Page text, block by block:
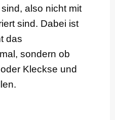
sind, also nicht mit
sind. Dabei ist
das
sondern ob
Kleckse und